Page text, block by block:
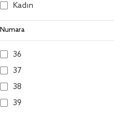
Kadın
Numara
36
37
38
39